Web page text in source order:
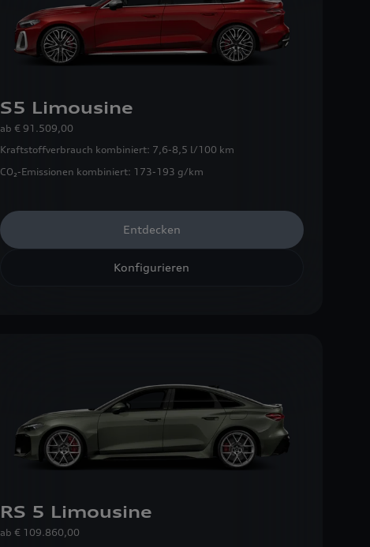
S5 Limousine
ab € 91.509,00
Kraftstoffverbrauch kombiniert: 7,6-8,5 l/100 km
CO₂-Emissionen kombiniert: 173-193 g/km
Entdecken
Konfigurieren
RS 5 Limousine
ab € 109.860,00